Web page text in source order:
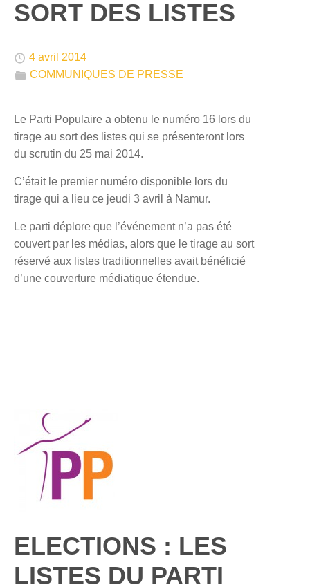
SORT DES LISTES
🕔 4 avril 2014
📁 COMMUNIQUES DE PRESSE
Le Parti Populaire a obtenu le numéro 16 lors du
tirage au sort des listes qui se présenteront lors
du scrutin du 25 mai 2014.
C’était le premier numéro disponible lors du
tirage qui a lieu ce jeudi 3 avril à Namur.
Le parti déplore que l’événement n’a pas été
couvert par les médias, alors que le tirage au sort
réservé aux listes traditionnelles avait bénéficié
d’une couverture médiatique étendue.
ELECTIONS : LES
LISTES DU PARTI